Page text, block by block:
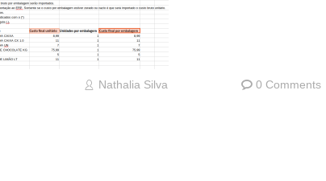
Nathalia Silva 0 Comments